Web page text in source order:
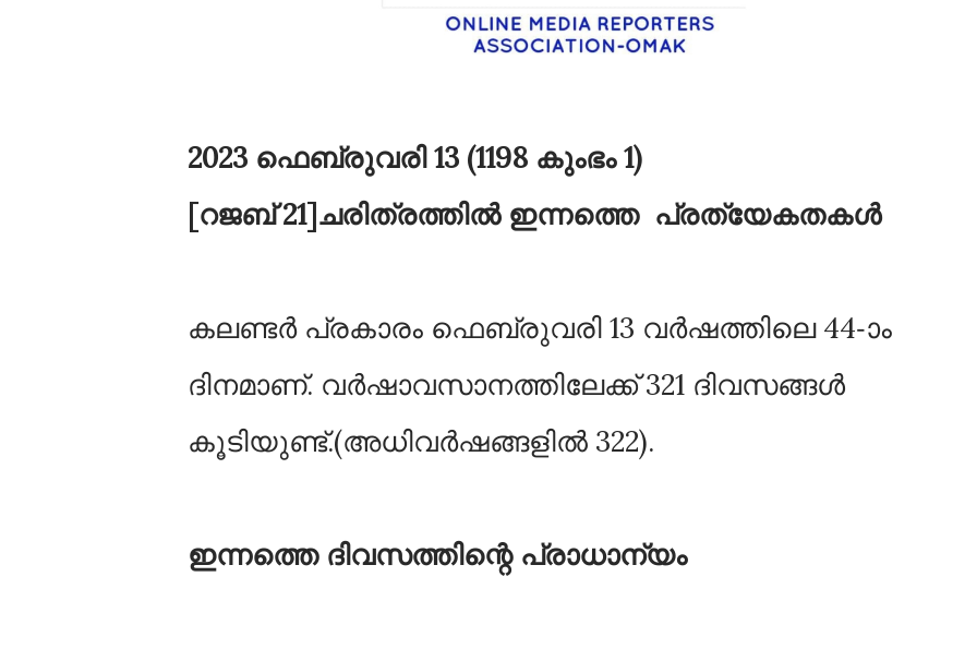
2023 ഫെബ്രുവരി 13 (1198 കുംഭം 1)
[റജബ് 21]ചരിത്രത്തിൽ ഇന്നത്തെ പ്രത്യേകതകൾ
കലണ്ടർ പ്രകാരം ഫെബ്രുവരി 13 വർഷത്തിലെ 44-ാം
ദിനമാണ്‌. വർഷാവസാനത്തിലേക്ക് 321 ദിവസങ്ങൾ
കൂടിയുണ്ട്.(അധിവർഷങ്ങളിൽ 322).
ഇന്നത്തെ ദിവസത്തിന്റെ പ്രാധാന്യം